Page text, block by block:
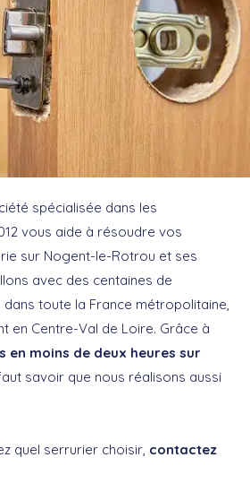
spécialisée dans les
vous aide à résoudre vos
sur Nogent-le-Rotrou et ses
avec des centaines de
toute la France métropolitaine,
en Centre-Val de Loire. Grâce à
en moins de deux heures sur
savoir que nous réalisons aussi
quel serrurier choisir, contactez